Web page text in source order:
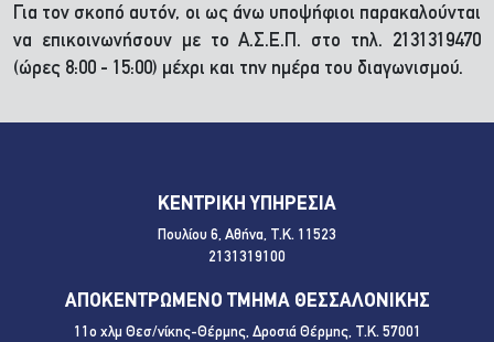
Για τον σκοπό αυτόν, οι ως άνω υποψήφιοι παρακαλούνται
να επικοινωνήσουν με το Α.Σ.Ε.Π. στο τηλ. 2131319470
(ώρες 8:00 - 15:00) μέχρι και την ημέρα του διαγωνισμού.
ΚΕΝΤΡΙΚΗ ΥΠΗΡΕΣΙΑ
Πουλίου 6, Αθήνα, Τ.Κ. 11523
2131319100
ΑΠΟΚΕΝΤΡΩΜΕΝΟ ΤΜΗΜΑ ΘΕΣΣΑΛΟΝΙΚΗΣ
11ο χλμ Θεσ/νίκης-Θέρμης, Δροσιά Θέρμης, Τ.Κ. 57001